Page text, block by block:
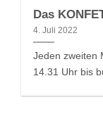
Das
4. Juli 2022
Jeden zweiten
14.31 Uhr bis